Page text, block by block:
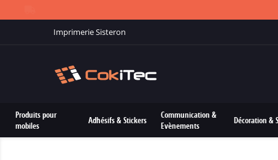
Imprimerie Sisteron
Produits pour
mobiles
Adhésifs & Stickers
Communication &
Evènements
Décoration &